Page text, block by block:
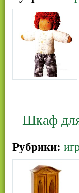
Шкаф
Рубрики: